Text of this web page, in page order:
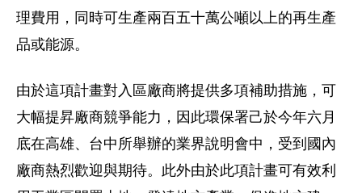
理費用，同時可生產兩百五十萬公噸以上的再生產
品或能源。
由於這項計畫對入區廠商將提供多項補助措施，可
大幅提昇廠商競爭能力，因此環保署己於今年六月
底在高雄、台中所舉辦的業界說明會中，受到國內
廠商熱烈歡迎與期待。此外由於此項計畫可有效利